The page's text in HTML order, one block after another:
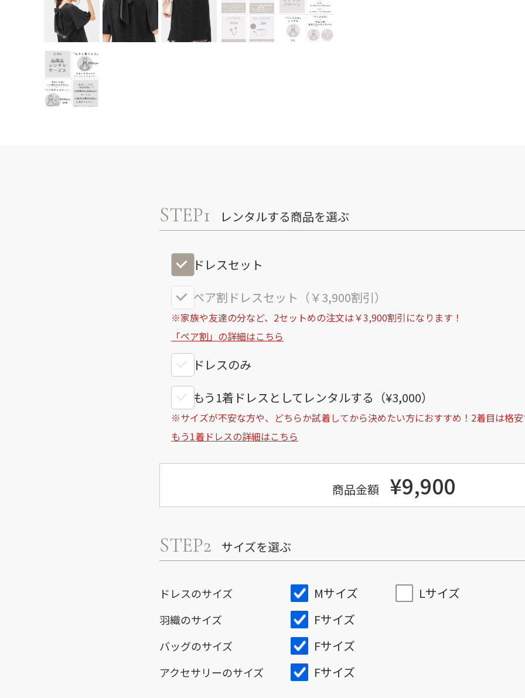
STEP1 レンタルする商品を選ぶ
ドレスセット
ペア割ドレスセット（￥3,900割引）
※家族や友達の分など、2セットめの注文は￥3,900割引になります！
「ペア割」の詳細はこちら
ドレスのみ
もう1着ドレスとしてレンタルする（¥3,000）
※サイズが不安な方や、どちらか試着してから決めたい方におすすめ！2着目は格
もう1着ドレスの詳細はこちら
商品金額 ¥9,900
STEP2 サイズを選ぶ
ドレスのサイズ Mサイズ Lサイズ
羽織のサイズ Fサイズ
バッグのサイズ Fサイズ
アクセサリーのサイズ Fサイズ